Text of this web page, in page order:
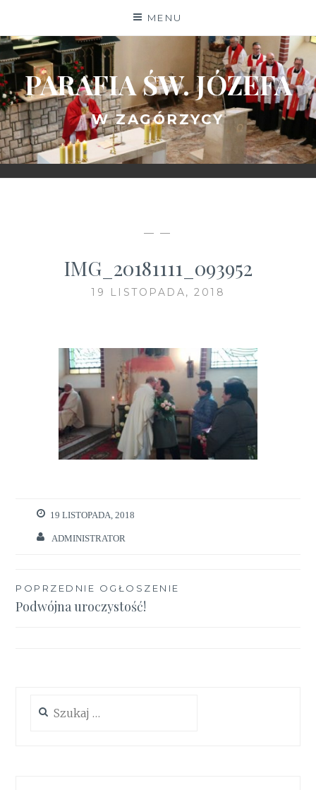
content
MENU
PARAFIA ŚW. JÓZEFA
W ZAGÓRZYCY
— —
IMG_20181111_093952
19 LISTOPADA, 2018
19 LISTOPADA, 2018
ADMINISTRATOR
Nawigacja
wpisu
POPRZEDNIE OGŁOSZENIE
Podwójna uroczystość!